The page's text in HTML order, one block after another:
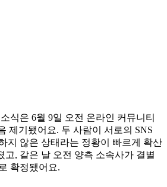
소식은 6월 9일 오전 온라인 커뮤니티
제기됐어요. 두 사람이 서로의 SNS
지 않은 상태라는 정황이 빠르게 확산
고, 같은 날 오전 양측 소속사가 결별
확정됐어요.